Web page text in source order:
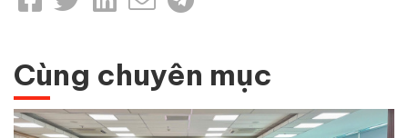
Cùng chuyên mục